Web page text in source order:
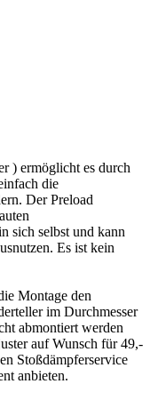
) ermöglicht es durch
die
Der Preload
sich selbst und kann
Es ist kein
Montage den
im Durchmesser
abmontiert werden
auf Wunsch für 49,-
Stoßdämpferservice
anbieten.